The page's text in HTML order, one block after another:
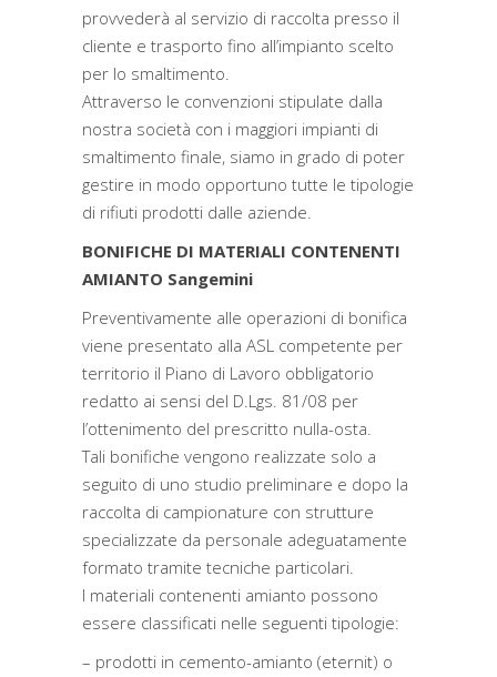
provvederà al servizio di raccolta presso il
cliente e trasporto fino all’impianto scelto
per lo smaltimento.
Attraverso le convenzioni stipulate dalla
nostra società con i maggiori impianti di
smaltimento finale, siamo in grado di poter
gestire in modo opportuno tutte le tipologie
di rifiuti prodotti dalle aziende.
BONIFICHE DI MATERIALI CONTENENTI
AMIANTO Sangemini
Preventivamente alle operazioni di bonifica
viene presentato alla ASL competente per
territorio il Piano di Lavoro obbligatorio
redatto ai sensi del D.Lgs. 81/08 per
l’ottenimento del prescritto nulla-osta.
Tali bonifiche vengono realizzate solo a
seguito di uno studio preliminare e dopo la
raccolta di campionature con strutture
specializzate da personale adeguatamente
formato tramite tecniche particolari.
I materiali contenenti amianto possono
essere classificati nelle seguenti tipologie:
– prodotti in cemento-amianto (eternit) o